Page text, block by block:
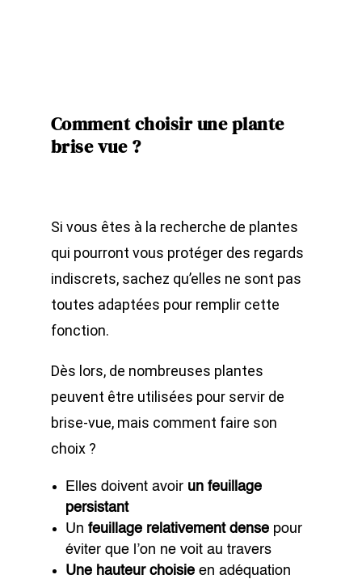
Comment choisir une plante
brise vue ?
Si vous êtes à la recherche de plantes
qui pourront vous protéger des regards
indiscrets, sachez qu’elles ne sont pas
toutes adaptées pour remplir cette
fonction.
Dès lors, de nombreuses plantes
peuvent être utilisées pour servir de
brise-vue, mais comment faire son
choix ?
Elles doivent avoir un feuillage
persistant
Un feuillage relativement densepour
éviter que l’on ne voit au travers
Une hauteur choisie en adéquation